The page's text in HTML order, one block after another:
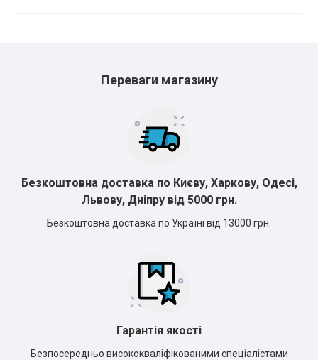
Переваги магазину
Безкоштовна доставка по Києву, Харкову, Одесі,
Львову, Дніпру від 5000 грн.
Безкоштовна доставка по Україні від 13000 грн.
Гарантія якості
Безпосередньо висококваліфікованими спеціалістами